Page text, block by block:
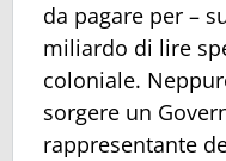
da pagare per –
miliardo di lire
coloniale.
sorgere un
rappresentante